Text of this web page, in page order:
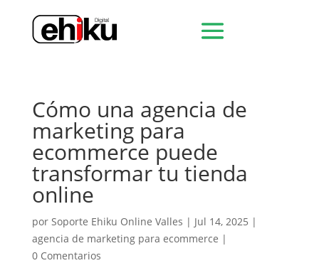
Cómo una agencia de
marketing para
ecommerce puede
transformar tu tienda
online
por Soporte Ehiku Online Valles | Jul 14, 2025 |
agencia de marketing para ecommerce |
0 Comentarios